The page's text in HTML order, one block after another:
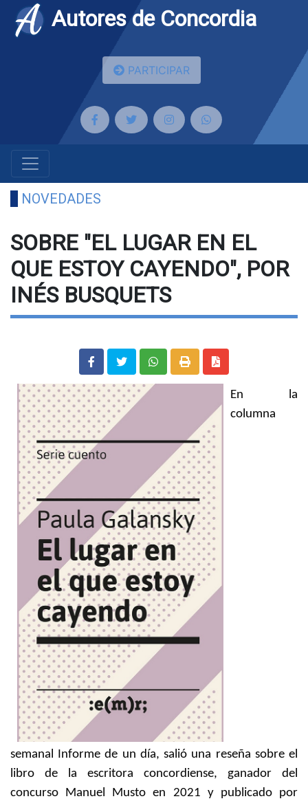
Autores de Concordia
PARTICIPAR
NOVEDADES
SOBRE "EL LUGAR EN EL
QUE ESTOY CAYENDO", POR
INÉS BUSQUETS
En la
columna
semanal Informe de un día, salió una reseña sobre el
libro de la escritora concordiense, ganador del
concurso Manuel Musto en 2021 y publicado por